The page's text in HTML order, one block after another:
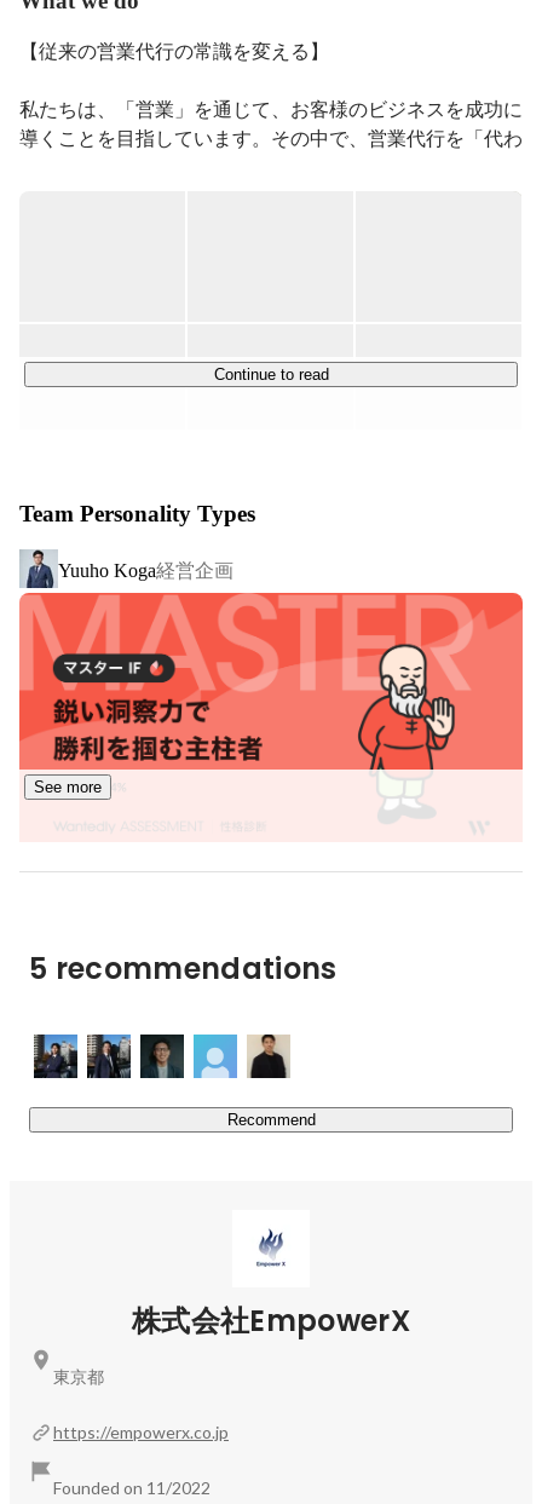
【従来の営業代行の常識を変える】
私たちは、「営業」を通じて、お客様のビジネスを成功に
導くことを目指しています。その中で、営業代行を「代わ
アントの製品・プロダクトを「代表して営業する」そんな
援)
SaaS・IT企業のご支援で経験を積んだメンバーが、営業領
域のご支援を中心に事業展開しております。特に、「イン
サイドセールス支援」に注力しており、商談数だけでな
く、「有効商談数」を追うことを重要視しております。常
に受注を見据えたヒアリング、コミュニケーション行い、
有効商談を追うことが同業他社との一番の違いです。この
姿勢を好評いただき、LayerX,SmartHR,ログラスといった
有名SaaS企業をはじめ、各社から継続的に発注を頂いてい
ます。
▪️営業研修
ネージャーをアサインして、具体的な成果に繋がるスキル
と知識の向上を目指します。私たちは、クライアントのニ
とにより、営業力の強化はもちろん、チーム全体のモチベ
ーション向上にも寄与します。
▪️SFA/MA導入活用支援
ト」となって、個社に合わせた丁寧な支援を心がけており
Continue to read
Team Personality Types
Yuuho Koga経営企画
See more
5 recommendations
Recommend
株式会社EmpowerX
https://empowerx.co.jp
Founded on 11/2022
東京都